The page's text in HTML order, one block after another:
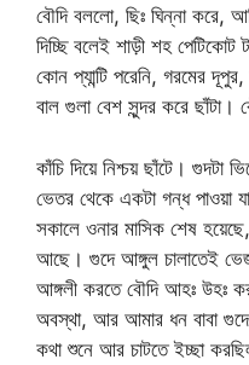
বৌদি বললো, ছিঃ ঘিন্না করে,
দিচ্ছি বলেই শাড়ী শহ
কোন প্যান্টি পরেনি, গরমের দূপুর,
বাল গুলা বেশ সুন্দর করে ছাঁটা।
কাঁচি দিয়ে নিশ্চয় ছাঁটে।
ভেতর থেকে একটা গন্ধ পাওয়া
সকালে ওনার মাসিক শেষ
আছে। গুদে আঙ্গুল চালাতেই
আঙ্গলী করতে বৌদি আহঃ উহঃ
অবস্থা, আর আমার ধন বাবা
কথা শুনে আর চাটতে ইচ্ছা